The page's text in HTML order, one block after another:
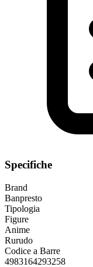
Specifiche
Brand
Banpresto
Tipologia
Figure
Anime
Rurudo
Codice a Barre
4983164293258